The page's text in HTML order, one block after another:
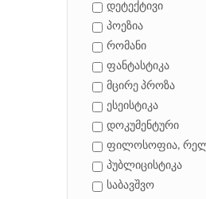
დეტექტივი
პოეზია
რომანი
ფანტასტიკა
მცირე პროზა
ესეისტიკა
დოკუმენტური
ფილოსოფია,
პუბლიცისტიკა
საბავშვო